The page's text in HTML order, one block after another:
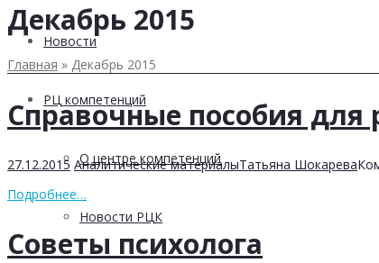
Новости
РЦ компетенций
О центре компетенций
Новости РЦК
Декабрь 2015
Главная » Декабрь 2015
Справочные пособия для
27.12.2015 Аналитические материалыТатьяна Шокарева
Подробнее…
Советы психолога